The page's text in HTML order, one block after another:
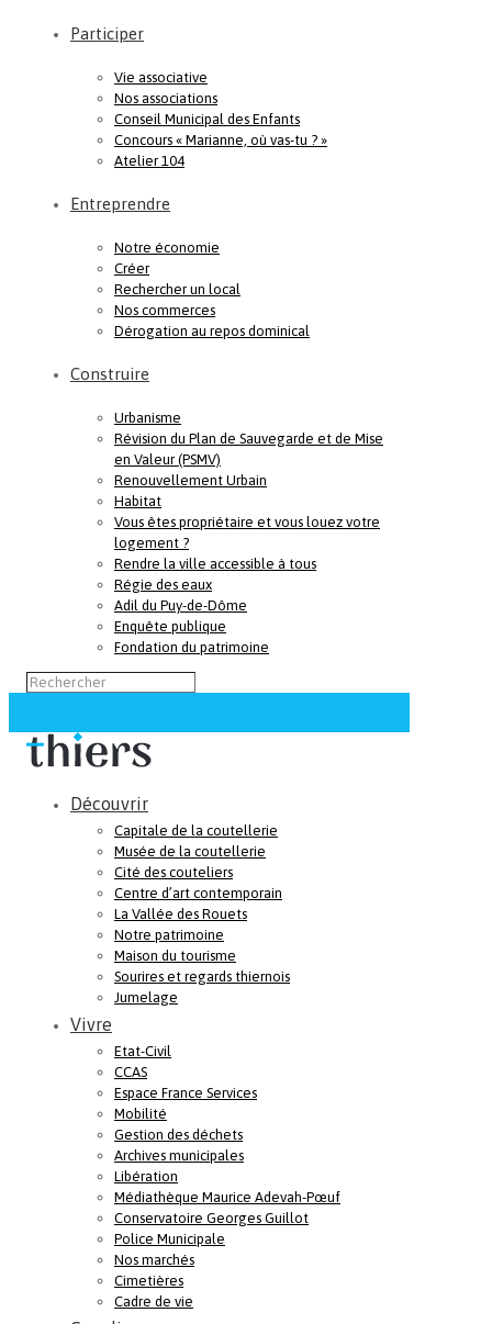
Participer
Vie associative
Nos associations
Conseil Municipal des Enfants
Concours « Marianne, où vas-tu ? »
Atelier 104
Entreprendre
Notre économie
Créer
Rechercher un local
Nos commerces
Dérogation au repos dominical
Construire
Urbanisme
Révision du Plan de Sauvegarde et de Mise
en Valeur (PSMV)
Renouvellement Urbain
Habitat
Vous êtes propriétaire et vous louez votre
logement ?
Rendre la ville accessible à tous
Régie des eaux
Adil du Puy-de-Dôme
Enquête publique
Fondation du patrimoine
Découvrir
Capitale de la coutellerie
Musée de la coutellerie
Cité des couteliers
Centre d’art contemporain
La Vallée des Rouets
Notre patrimoine
Maison du tourisme
Sourires et regards thiernois
Jumelage
Vivre
Etat-Civil
CCAS
Espace France Services
Mobilité
Gestion des déchets
Archives municipales
Libération
Médiathèque Maurice Adevah-Pœuf
Conservatoire Georges Guillot
Police Municipale
Nos marchés
Cimetières
Cadre de vie